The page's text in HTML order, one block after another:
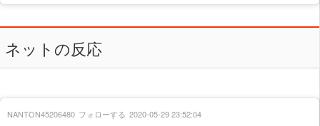
ネットの反応
NANTON45206480 フォローする 2020-05-29 23:52:04